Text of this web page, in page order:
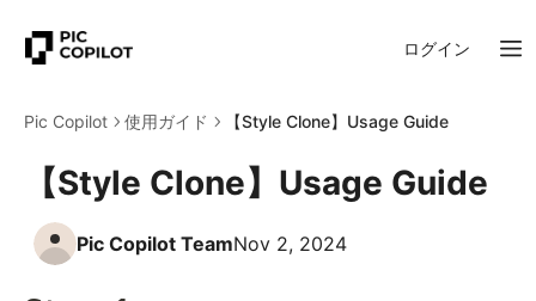
ログイン
Pic Copilot 使用ガイド 【Style Clone】Usage Guide
【Style Clone】Usage Guide
Pic Copilot TeamNov 2, 2024